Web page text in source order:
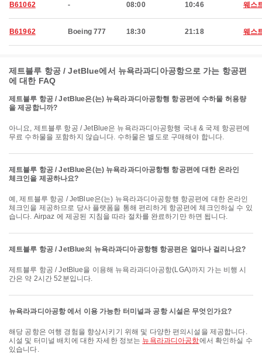
B61062 - 08:00 10:46 웨스
B61962 Boeing 777 18:30 21:18 웨스
제트블루 항공 / JetBlue에서 뉴욕라과디아공항으로 가는 항공편
에 대한 FAQ
제트블루 항공 / JetBlue은(는) 뉴욕라과디아공항행 항공편에 수하물 허용량
을 제공합니까?
아니요, 제트블루 항공 / JetBlue은 뉴욕라과디아공항행 국내 & 국제 항공편에
무료 수하물을 포함하지 않습니다. 수하물은 별도로 구매해야 합니다.
제트블루 항공 / JetBlue은(는) 뉴욕라과디아공항행 항공편에 대한 온라인
체크인을 제공하나요?
예, 제트블루 항공 / JetBlue은(는) 뉴욕라과디아공항행 항공편에 대한 온라인
체크인을 제공하므로 당사 플랫폼을 통해 편리하게 항공편에 체크인하실 수 있
습니다. Airpaz 에 제공된 지침을 따라 절차를 완료하기만 하면 됩니다.
제트블루 항공 / JetBlue의 뉴욕라과디아공항행 항공편은 얼마나 걸리나요?
제트블루 항공 / JetBlue을 이용해 뉴욕라과디아공항(LGA)까지 가는 비행 시
간은 약 2시간 52분입니다.
뉴욕라과디아공항 에서 이용 가능한 터미널과 공항 시설은 무엇인가요?
해당 공항은 여행 경험을 향상시키기 위해 및 다양한 편의시설을 제공합니다.
시설 및 터미널 배치에 대한 자세한 정보는 뉴욕라과디아공항에서 확인하실 수
있습니다.